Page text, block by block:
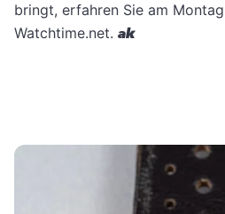
bringt, erfahren Sie am
Watchtime.net. ak